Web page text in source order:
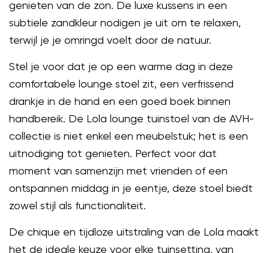
genieten van de zon. De luxe kussens in een
subtiele zandkleur nodigen je uit om te relaxen,
terwijl je je omringd voelt door de natuur.
Stel je voor dat je op een warme dag in deze
comfortabele lounge stoel zit, een verfrissend
drankje in de hand en een goed boek binnen
handbereik. De Lola lounge tuinstoel van de AVH-
collectie is niet enkel een meubelstuk; het is een
uitnodiging tot genieten. Perfect voor dat
moment van samenzijn met vrienden of een
ontspannen middag in je eentje, deze stoel biedt
zowel stijl als functionaliteit.
De chique en tijdloze uitstraling van de Lola maakt
het de ideale keuze voor elke tuinsetting, van